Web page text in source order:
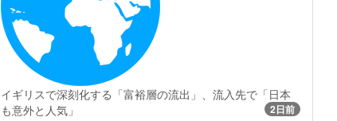
イギリスで深刻化する「富裕層の流出」、流入先で「日本
も意外と人気」
2日前